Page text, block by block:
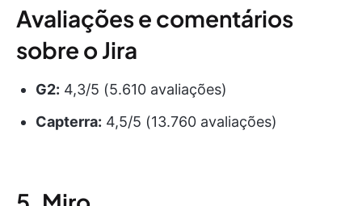
Avaliações e comentários
sobre o Jira
G2: 4,3/5 (5.610 avaliações)
Capterra: 4,5/5 (13.760 avaliações)